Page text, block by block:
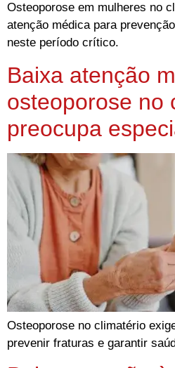
Osteoporose em mulheres no
atenção médica para
neste período crítico.
Baixa atenção
osteoporose no
preocupa
Osteoporose no climatério
prevenir fraturas e garantir